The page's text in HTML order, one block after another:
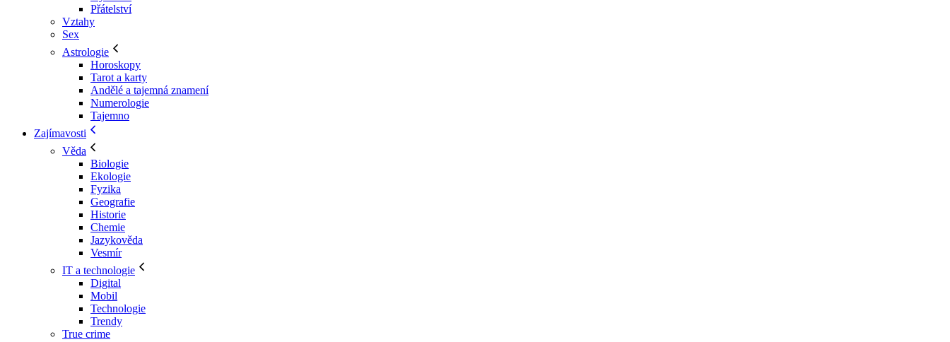
Přátelství
Vztahy
Sex
Astrologie
Horoskopy
Tarot a karty
Andělé a tajemná znamení
Numerologie
Tajemno
Zajímavosti
Věda
Biologie
Ekologie
Fyzika
Geografie
Historie
Chemie
Jazykověda
Vesmír
IT a technologie
Digital
Mobil
Technologie
Trendy
True crime